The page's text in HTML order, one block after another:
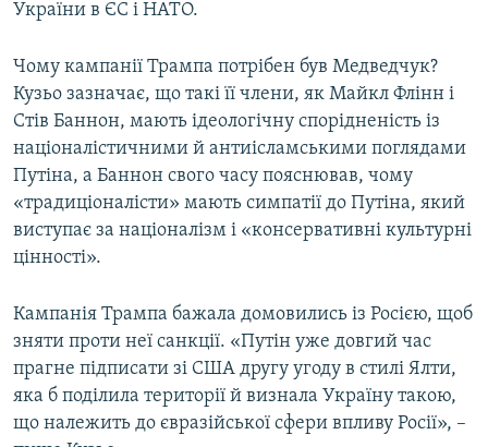
України в ЄС і НАТО.
Чому кампанії Трампа потрібен був Медведчук?
Кузьо зазначає, що такі її члени, як Майкл Флінн і
Стів Баннон, мають ідеологічну спорідненість із
націоналістичними й антиісламськими поглядами
Путіна, а Баннон свого часу пояснював, чому
«традиціоналісти» мають симпатії до Путіна, який
виступає за націоналізм і «консервативні культурні
цінності».
Кампанія Трампа бажала домовились із Росією, щоб
зняти проти неї санкції. «Путін уже довгий час
прагне підписати зі США другу угоду в стилі Ялти,
яка б поділила території й визнала Україну такою,
що належить до євразійської сфери впливу Росії», –